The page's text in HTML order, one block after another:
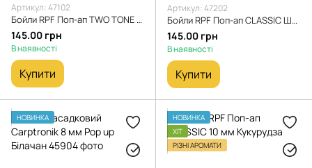
Артикул: 47102
Бойли RPF Поп-ап TWO TONE 8 мм Кукурудза & Тигровий горіх
145.00 грн
В наявності
Купити
Артикул: 47202
Бойли RPF Поп-ап CLASSIC Шовковиця 8 мм
145.00 грн
В наявності
Купити
НОВИНКА
НОВИНКА
ХІТ
РІЗНІ АРОМАТИ